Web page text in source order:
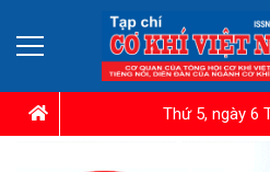
Thứ 5, ngày 6